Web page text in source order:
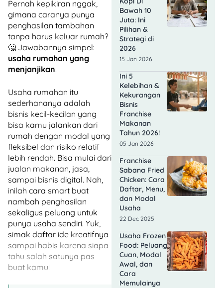
Pernah kepikiran nggak,
gimana caranya punya
penghasilan tambahan
tanpa harus keluar rumah?
🤔 Jawabannya simpel:
usaha rumahan yang
menjanjikan!
Usaha rumahan itu
sederhananya adalah
bisnis kecil-kecilan yang
bisa kamu jalankan dari
rumah dengan modal yang
fleksibel dan risiko relatif
lebih rendah. Bisa mulai dari
jualan makanan, jasa,
sampai bisnis digital. Nah,
inilah cara smart buat
nambah penghasilan
sekaligus peluang untuk
punya usaha sendiri. Yuk,
simak daftar ide kreatifnya
sampai habis karena siapa
tahu salah satunya pas
buat kamu!
Bawah 10
Juta: Ini
Pilihan &
Strategi di
2026
15 Jan 2026
Ini 5
Kelebihan &
Kekurangan
Bisnis
Franchise
Makanan
Tahun 2026!
05 Jan 2026
Franchise
Sabana Fried
Chicken: Cara
Daftar, Menu,
dan Modal
Usaha
22 Dec 2025
Usaha Frozen
Food: Peluang
Cuan, Modal
Awal, dan
Cara
Memulainya